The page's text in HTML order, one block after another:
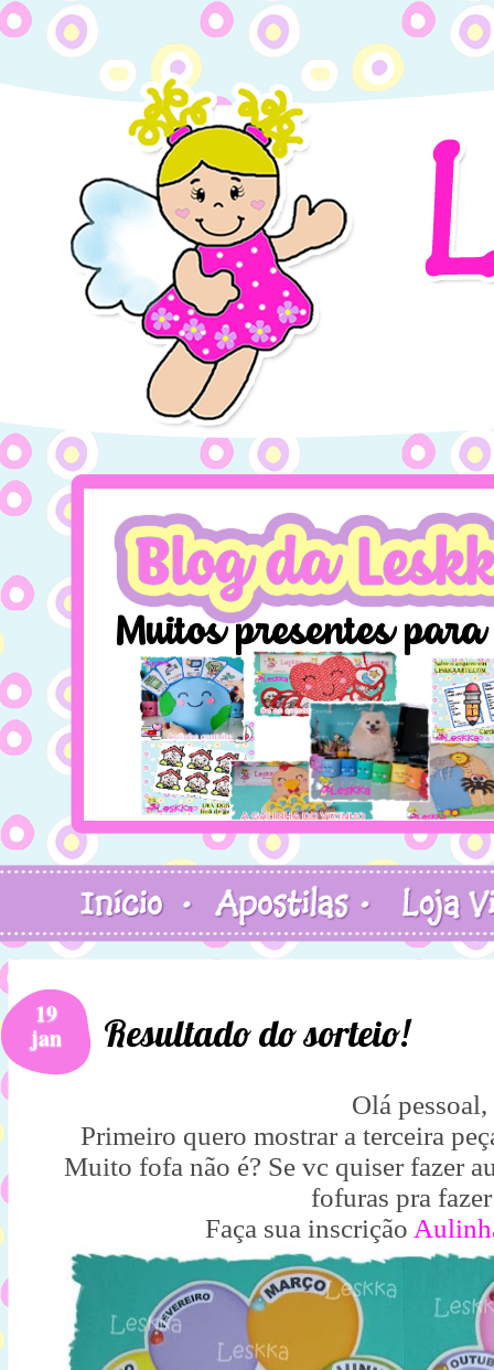
19
jan Resultado do sorteio!
Olá pessoal,
Primeiro quero mostrar a terceira
Muito fofa não é? Se vc quiser fazer
fofuras pra
Faça sua inscrição